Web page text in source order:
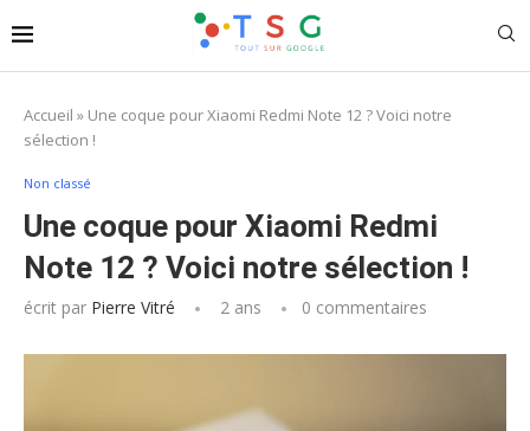
Accueil » Une coque pour Xiaomi Redmi Note 12 ? Voici notre
sélection !
Non classé
Une coque pour Xiaomi Redmi
Note 12 ? Voici notre sélection !
écrit par Pierre Vitré 2 ans 0 commentaires